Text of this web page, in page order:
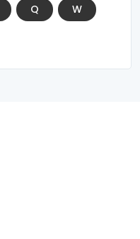
Q
W